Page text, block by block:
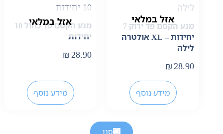
אזל במלאי
מגע הקסם פד ירוק 7
יחידות – XL אולטרה
לילה
₪28.90
מידע נוסף
אזל במלאי
מגע הקסם פד כחול 10
יחידות
₪28.90
מידע נוסף
סנן